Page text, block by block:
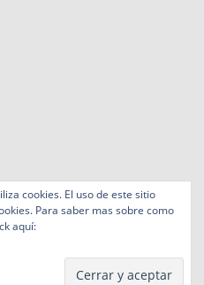
cookies. El uso de este sitio
Para saber mas sobre como
aquí: